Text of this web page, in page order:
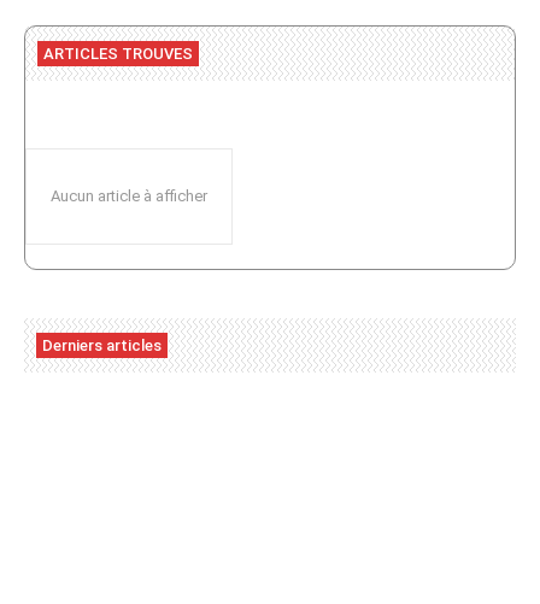
ARTICLES TROUVES
Aucun article à afficher
Derniers articles